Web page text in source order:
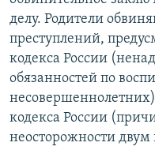
делу. Родители
преступлений,
кодекса России
обязанностей по
кодекса России
неосторожности двум